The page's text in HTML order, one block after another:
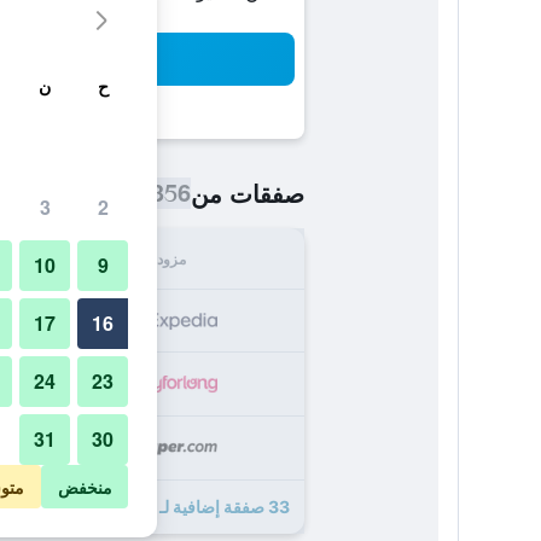
صفقات من356 ﷼
مزود
33 صفقة إضافية لـ نوفوتيل بروكسل إيربورت
ح ن
2
3
9
10
16
17
23
24
30
31
منخفض